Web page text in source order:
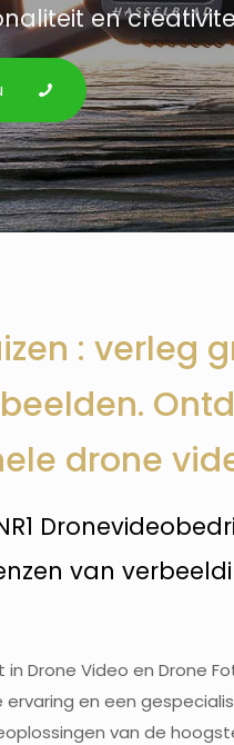
en
: verleg
drone
van
in Drone Video en Drone
ervaring en een
van de